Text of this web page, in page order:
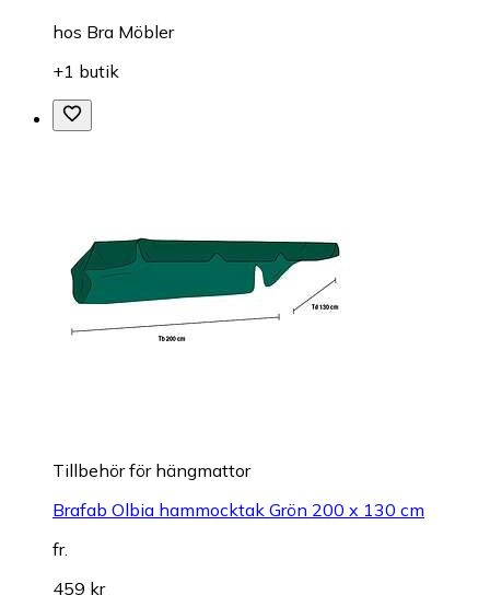
hos Bra Möbler
+1 butik
Tillbehör för hängmattor
Brafab Olbia hammocktak Grön 200 x 130 cm
fr.
459 kr